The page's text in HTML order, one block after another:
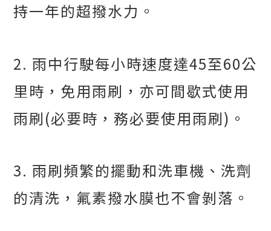
持一年的超撥水力。
2. 雨中行駛每小時速度達45至60公
里時，免用雨刷，亦可間歇式使用
雨刷(必要時，務必要使用雨刷) 。
3. 雨刷頻繁的擺動和洗車機、洗劑
的清洗，氟素撥水膜也不會剝落。